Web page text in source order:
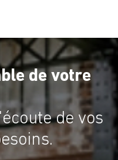
de votre
de vos